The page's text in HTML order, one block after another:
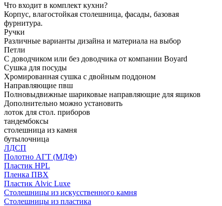
Что входит в комплект кухни?
Корпус, влагостойкая столешница, фасады, базовая
фурнитура.
Ручки
Различные варианты дизайна и материала на выбор
Петли
С доводчиком или без доводчика от компании Boyard
Сушка для посуды
Хромированная сушка с двойным поддоном
Направляющие пвш
Полновыдвижные шариковые направляющие для ящиков
Дополнительно можно установить
лоток для стол. приборов
тандембоксы
столешница из камня
бутылочница
ЛДСП
Полотно АГТ (МДФ)
Пластик HPL
Пленка ПВХ
Пластик Alvic Luxe
Столешницы из искусственного камня
Столешницы из пластика